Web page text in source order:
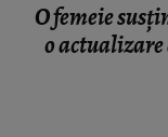
O femeie
o